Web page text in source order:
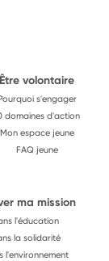
Être volontaire
s'engager
domaines d'action
Mon espace jeune
FAQ jeune
ma mission
l'éducation
la solidarité
l'environnement